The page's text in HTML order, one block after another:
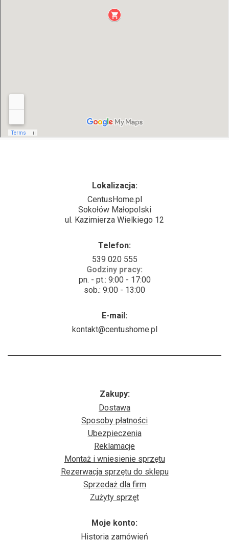
Lokalizacja:
CentusHome.pl
Sokołów Małopolski
ul. Kazimierza Wielkiego 12
Telefon:
539 020 555
Godziny pracy:
pn. - pt.: 9:00 - 17:00
sob.: 9:00 - 13:00
E-mail:
kontakt@centushome.pl
Zakupy:
Dostawa
Sposoby płatności
Ubezpieczenia
Reklamacje
Montaż i wniesienie sprzętu
Rezerwacja sprzętu do sklepu
Sprzedaż dla firm
Zużyty sprzęt
Moje konto:
Historia zamówień